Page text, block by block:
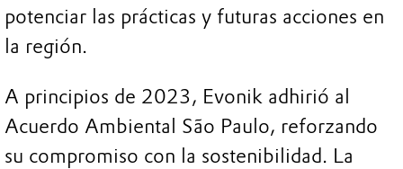
potenciar las prácticas y futuras acciones en
la región.
A principios de 2023, Evonik adhirió al
Acuerdo Ambiental São Paulo, reforzando
su compromiso con la sostenibilidad. La